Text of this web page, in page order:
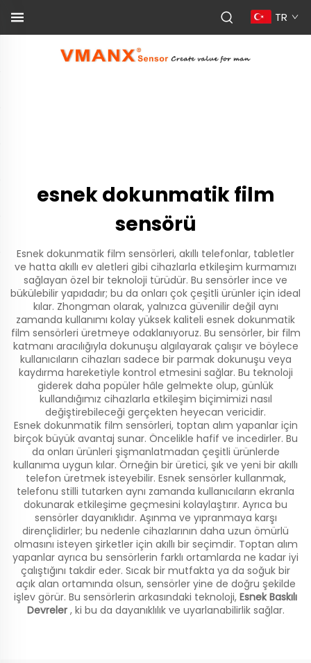
TR
esnek dokunmatik film
sensörü
Esnek dokunmatik film sensörleri, akıllı telefonlar, tabletler
ve hatta akıllı ev aletleri gibi cihazlarla etkileşim kurmamızı
sağlayan özel bir teknoloji türüdür. Bu sensörler ince ve
bükülebilir yapıdadır; bu da onları çok çeşitli ürünler için ideal
kılar. Zhongman olarak, yalnızca güvenilir değil aynı
zamanda kullanımı kolay yüksek kaliteli esnek dokunmatik
film sensörleri üretmeye odaklanıyoruz. Bu sensörler, bir film
katmanı aracılığıyla dokunuşu algılayarak çalışır ve böylece
kullanıcıların cihazları sadece bir parmak dokunuşu veya
kaydırma hareketiyle kontrol etmesini sağlar. Bu teknoloji
giderek daha popüler hâle gelmekte olup, günlük
kullandığımız cihazlarla etkileşim biçimimizi nasıl
değiştirebileceği gerçekten heyecan vericidir.
Esnek dokunmatik film sensörleri, toptan alım yapanlar için
birçok büyük avantaj sunar. Öncelikle hafif ve incedirler. Bu
da onları ürünleri şişmanlatmadan çeşitli ürünlerde
kullanıma uygun kılar. Örneğin bir üretici, şık ve yeni bir akıllı
telefon üretmek isteyebilir. Esnek sensörler kullanmak,
telefonu stilli tutarken aynı zamanda kullanıcıların ekranla
dokunarak etkileşime geçmesini kolaylaştırır. Ayrıca bu
sensörler dayanıklıdır. Aşınma ve yıpranmaya karşı
dirençlidirler; bu nedenle cihazlarının daha uzun ömürlü
olmasını isteyen şirketler için akıllı bir seçimdir. Toptan alım
yapanlar ayrıca bu sensörlerin farklı ortamlarda ne kadar iyi
çalıştığını takdir eder. Sıcak bir mutfakta ya da soğuk bir
açık alan ortamında olsun, sensörler yine de doğru şekilde
işlev görür. Bu sensörlerin arkasındaki teknoloji, Esnek Baskılı
Devreler , ki bu da dayanıklılık ve uyarlanabilirlik sağlar.